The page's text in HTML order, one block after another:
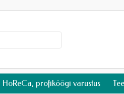
HoReCa, profiköögi varustus